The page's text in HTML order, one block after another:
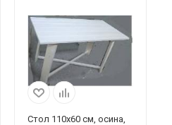
Стол 110х60 см, осина,